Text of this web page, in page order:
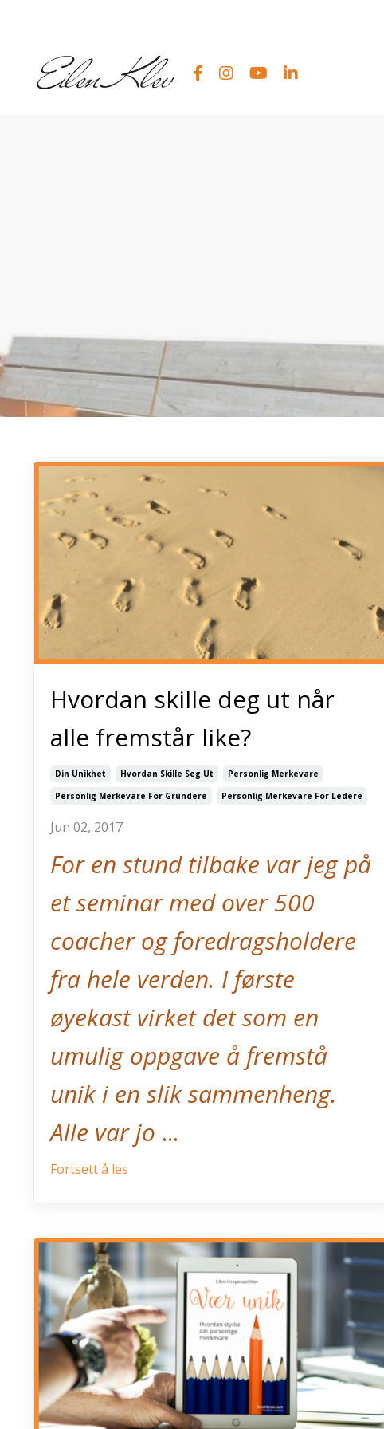
Hvordan skille deg ut når
alle fremstår like?
Din Unikhet Hvordan Skille Seg Ut
Personlig Merkevare
Personlig Merkevare For Gründere
Personlig Merkevare For Ledere
Jun 02, 2017
For en stund tilbake var jeg på
et seminar med over 500
coacher og foredragsholdere
fra hele verden. I første
øyekast virket det som en
umulig oppgave å fremstå
unik i en slik sammenheng.
Alle var jo ...
Fortsett å les